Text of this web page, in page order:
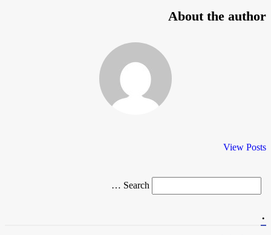
About the author
View Posts
for
Search …